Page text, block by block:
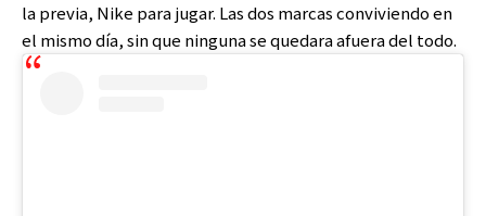
la previa, Nike para jugar. Las dos marcas conviviendo en
el mismo día, sin que ninguna se quedara afuera del todo.